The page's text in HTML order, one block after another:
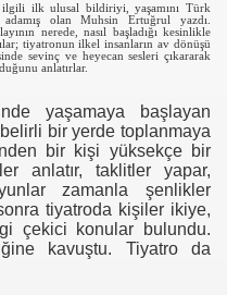
ilk ulusal bildiriyi, yaşamını Türk
olan Muhsin Ertuğrul yazdı.
nerede, nasıl başladığı kesinlikle
tiyatronun ilkel insanların av dönüşü
sevinç ve heyecan sesleri çıkararak
anlatırlar.
yaşamaya başlayan
bir yerde toplanmaya
bir kişi yüksekçe bir
anlatır, taklitler yapar,
zamanla şenlikler
tiyatroda kişiler ikiye,
çekici konular bulundu.
kavuştu. Tiyatro da